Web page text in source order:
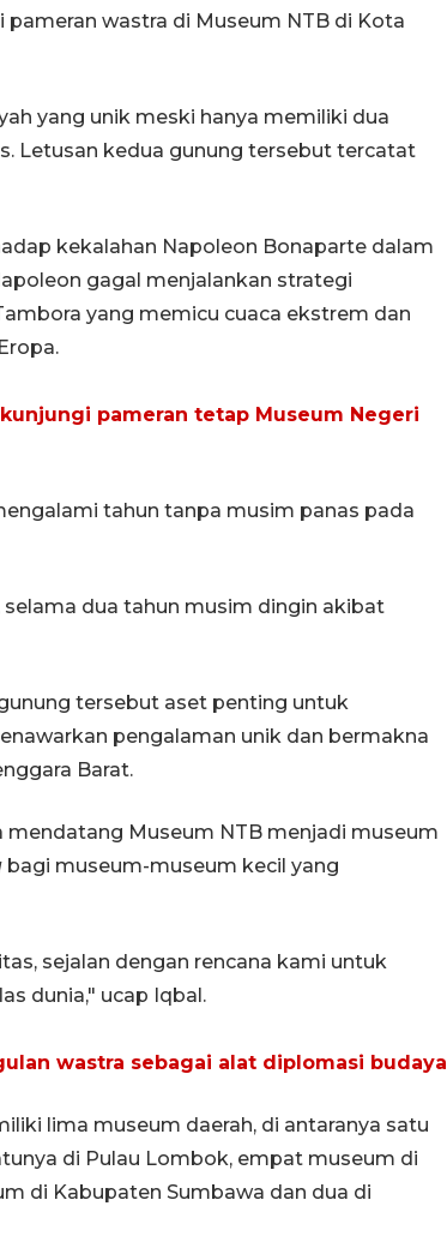
wastra di Museum NTB di Kota
yang unik meski hanya memiliki dua
Letusan kedua gunung tersebut tercatat
kekalahan Napoleon Bonaparte dalam
gagal menjalankan strategi
yang memicu cuaca ekstrem dan
pameran tetap Museum Negeri
tahun tanpa musim panas pada
dua tahun musim dingin akibat
tersebut aset penting untuk
pengalaman unik dan bermakna
Barat.
Museum NTB menjadi museum
bagi museum-museum kecil yang
sejalan dengan rencana kami untuk
dunia," ucap Iqbal.
wastra sebagai alat diplomasi budaya
lima museum daerah, di antaranya satu
di Pulau Lombok, empat museum di
di Kabupaten Sumbawa dan dua di